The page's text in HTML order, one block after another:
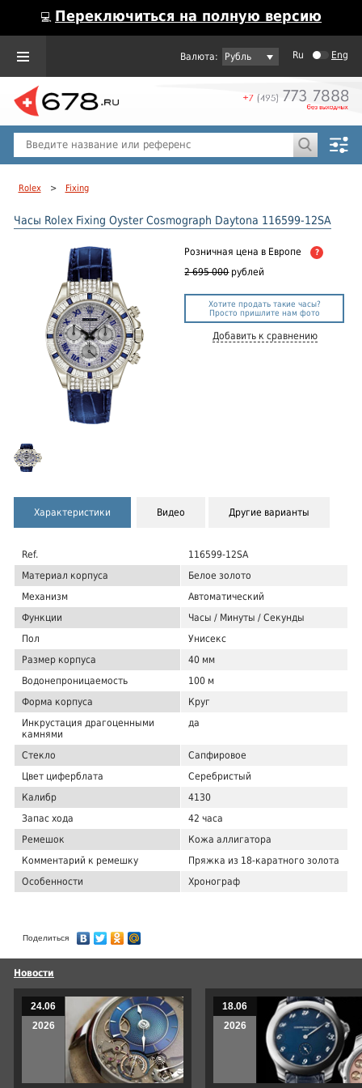
💻 Переключиться на полную версию
Рубль Ru Eng
Rolex > Fixing
Часы Rolex Fixing Oyster Cosmograph Daytona 116599-12SA
Розничная цена в Европе ?
2 695 000 рублей
Хотите продать такие часы?
Просто пришлите нам фото
Добавить к сравнению
Характеристики Видео Другие варианты
Ref.
116599-12SA
Материал корпуса
Белое золото
Механизм
Автоматический
Функции
Часы / Минуты / Секунды
Пол
Унисекс
Размер корпуса
40 мм
Водонепроницаемость
100 м
Форма корпуса
Круг
Инкрустация драгоценными
камнями
да
Стекло
Сапфировое
Цвет циферблата
Серебристый
Калибр
4130
Запас хода
42 часа
Ремешок
Кожа аллигатора
Комментарий к ремешку
Пряжка из 18-каратного золота
Особенности
Хронограф
Поделиться
Новости
24.06
2026
18.06
2026